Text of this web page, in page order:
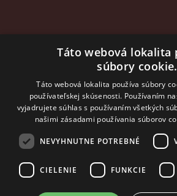
sales@rosler.sk
Regionálni zástupcovia
Západ a stred:
+421 903 728 402
Východ
mobil: +421 901 728 409
Táto webová lokalita
súbory cookie.
Táto webová lokalita používa súbory
používateľskej skúsenosti. Používaním
vyjadrujete súhlas s používaním všetkých
našimi zásadami používania súborov
NEVYHNUTNE POTREBNÉ
CIELENIE FUNKCIE